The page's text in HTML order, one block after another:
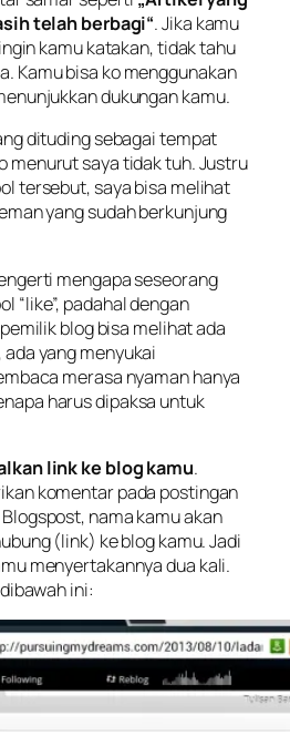
telah berbagi“. Jika kamu
kamu katakan, tidak tahu
Kamu bisa ko menggunakan
dukungan kamu.
ditudingsebagai tempat
menurut saya tidak tuh. Justru
tersebut, saya bisa melihat
yang sudah berkunjung
mengapa seseorang
“like”, padahal dengan
blog bisa melihat ada
yang menyukai
merasa nyaman hanya
harus dipaksa untuk
link ke blog kamu.
komentar pada postingan
nama kamu akan
(link) ke blog kamu. Jadi
menyertakannya dua kali.
ini: